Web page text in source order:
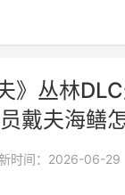
》丛林
戴夫海鳝
时间：2026-06-29